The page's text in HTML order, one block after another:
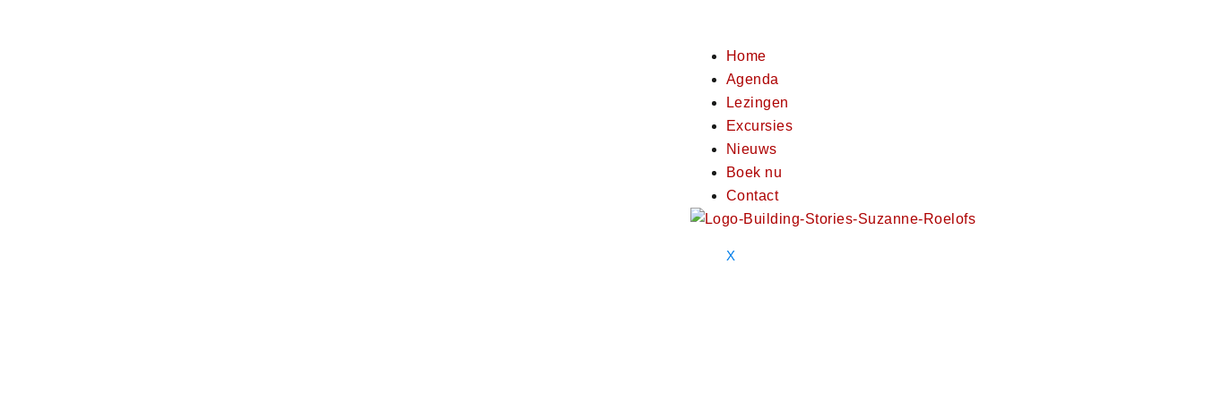
Home
Agenda
Lezingen
Excursies
Nieuws
Boek nu
Contact
X